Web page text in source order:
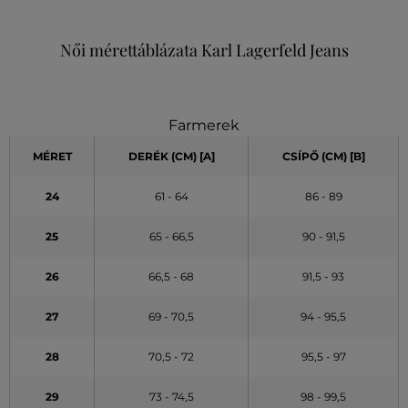
Női mérettáblázata Karl Lagerfeld Jeans
Farmerek
MÉRET DERÉK (CM) [A] CSÍPŐ (CM) [B]
24 61 - 64 86 - 89
25 65 - 66,5 90 - 91,5
26 66,5 - 68 91,5 - 93
27 69 - 70,5 94 - 95,5
28 70,5 - 72 95,5 - 97
29 73 - 74,5 98 - 99,5